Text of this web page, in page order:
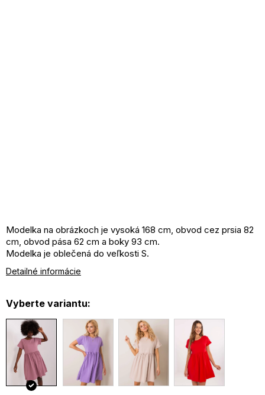
Modelka na obrázkoch je vysoká 168 cm, obvod cez prsia 82
cm, obvod pása 62 cm a boky 93 cm.
Modelka je oblečená do veľkosti S.
Detailné informácie
Vyberte variantu: